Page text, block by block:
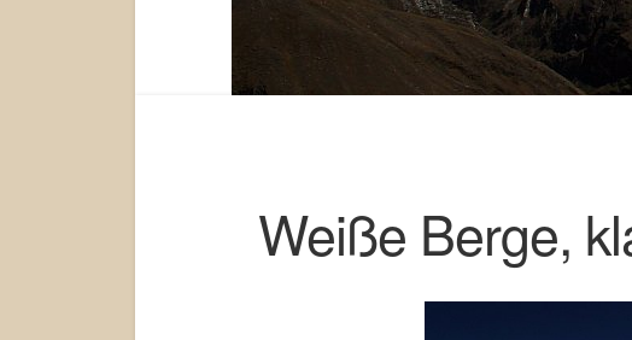
Weiße Berge,